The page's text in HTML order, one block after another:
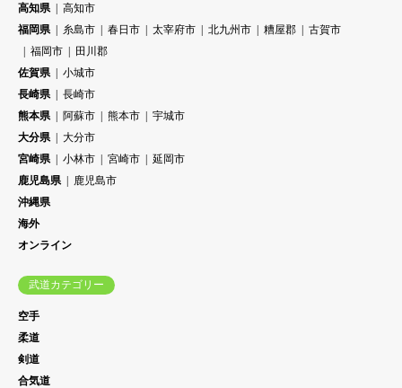
高知県
高知市
福岡県
糸島市 春日市 太宰府市 北九州市 糟屋郡
古賀市
福岡市
田川郡
佐賀県
小城市
長崎県
長崎市
熊本県
阿蘇市 熊本市
宇城市
大分県
大分市
宮崎県
小林市 宮崎市
延岡市
鹿児島県
鹿児島市
沖縄県
海外
オンライン
武道カテゴリー
空手
柔道
剣道
合気道